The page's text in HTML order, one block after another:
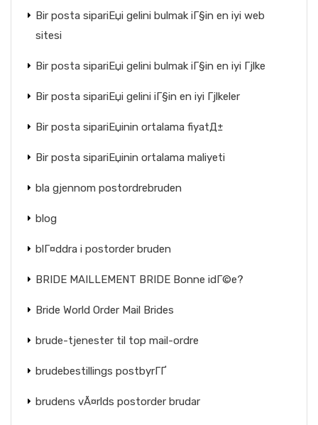
Bir posta sipariЕџi gelini bulmak iГ§in en iyi web
sitesi
Bir posta sipariЕџi gelini bulmak iГ§in en iyi Гјlke
Bir posta sipariЕџi gelini iГ§in en iyi Гјlkeler
Bir posta sipariЕџinin ortalama fiyatД±
Bir posta sipariЕџinin ortalama maliyeti
bla gjennom postordrebruden
blog
blГ¤ddra i postorder bruden
BRIDE MAILLEMENT BRIDE Bonne idГ©e?
Bride World Order Mail Brides
brude-tjenester til top mail-ordre
brudebestillings postbyrГҐ
brudens vÃ¤rlds postorder brudar